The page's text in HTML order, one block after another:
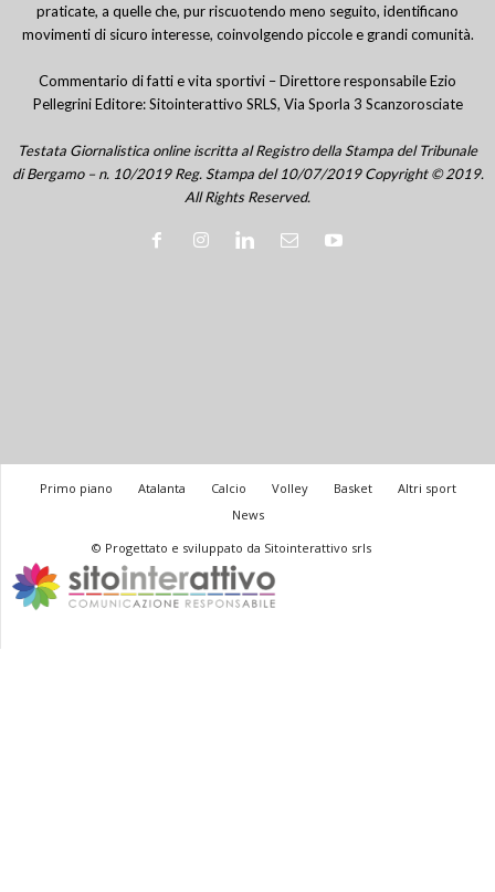
praticate, a quelle che, pur riscuotendo meno seguito, identificano
movimenti di sicuro interesse, coinvolgendo piccole e grandi comunità.
Commentario di fatti e vita sportivi – Direttore responsabile Ezio
Pellegrini Editore: Sitointerattivo SRLS, Via Sporla 3 Scanzorosciate
Testata Giornalistica online iscritta al Registro della Stampa del Tribunale
di Bergamo – n. 10/2019 Reg. Stampa del 10/07/2019 Copyright © 2019.
All Rights Reserved.
Primo piano Atalanta Calcio Volley Basket
Altri sport
News
© Progettato e sviluppato da Sitointerattivo srls